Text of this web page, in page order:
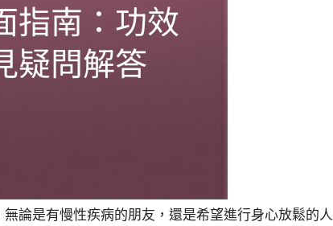
論是有慢性疾病的朋友，還是希望進行身心放鬆的人